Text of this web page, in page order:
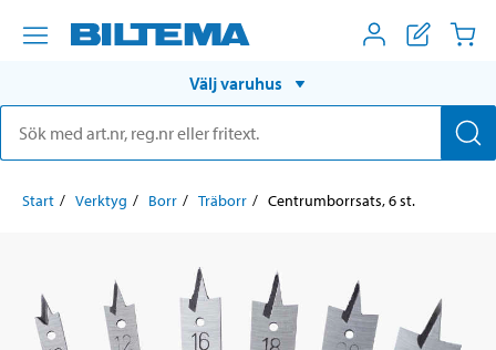
Välj varuhus
Start Verktyg Borr Träborr Centrumborrsats, 6 st.